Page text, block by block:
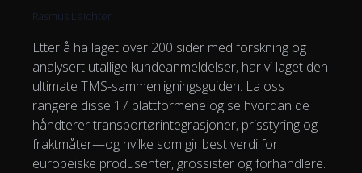
Rasmus Leichter
Etter å ha laget over 200 sider med forskning og
analysert utallige kundeanmeldelser, har vi laget den
ultimate TMS-sammenligningsguiden. La oss
rangere disse 17 plattformene og se hvordan de
håndterer transportørintegrasjoner, prisstyring og
fraktmåter—og hvilke som gir best verdi for
europeiske produsenter, grossister og forhandlere.